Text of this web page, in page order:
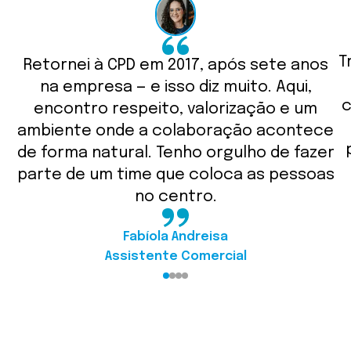
Business Development
Representative (BDR)”
Retornei à CPD em 2017, após sete anos
na empresa — e isso diz muito. Aqui,
encontro respeito, valorização e um
ambiente onde a colaboração acontece
de forma natural. Tenho orgulho de fazer
parte de um time que coloca as pessoas
no centro.
Fabíola Andreisa
Assistente Comercial